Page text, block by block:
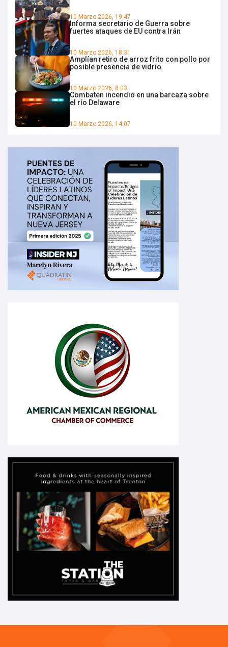
10 Marzo 2026, 19:47
Informa secretario de Guerra sobre
fuertes ataques de EU contra Irán
10 Marzo 2026, 18:31
Amplían retiro de arroz frito con pollo por
posible presencia de vidrio
10 Marzo 2026, 8:03
Combaten incendio en una barcaza sobre
el río Delaware
10 Marzo 2026, 14:07